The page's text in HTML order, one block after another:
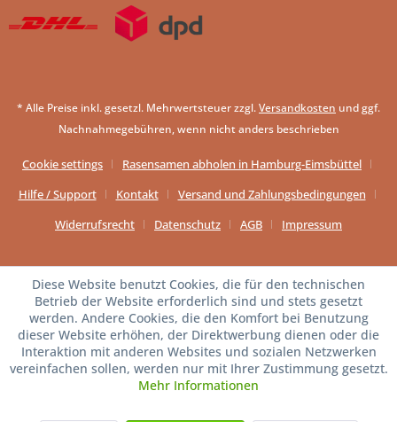
* Alle Preise inkl. gesetzl. Mehrwertsteuer zzgl.Versandkosten und ggf.
Nachnahmegebühren, wenn nicht anders beschrieben
Cookie settings
Rasensamen abholen in Hamburg-Eimsbüttel
Hilfe / Support
Kontakt
Versand und Zahlungsbedingungen
Widerrufsrecht
Datenschutz AGB Impressum
Diese Website benutzt Cookies, die für den technischen
Betrieb der Website erforderlich sind und stets gesetzt
werden. Andere Cookies, die den Komfort bei Benutzung
dieser Website erhöhen, der Direktwerbung dienen oder die
Interaktion mit anderen Websites und sozialen Netzwerken
vereinfachen sollen, werden nur mit Ihrer Zustimmung gesetzt.
Mehr Informationen